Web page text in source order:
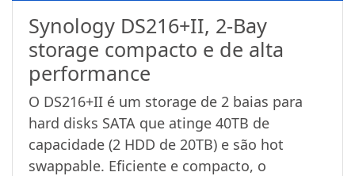
Synology DS216+II, 2-Bay
storage compacto e de alta
performance
O DS216+II é um storage de 2 baias para
hard disks SATA que atinge 40TB de
capacidade (2 HDD de 20TB) e são hot
swappable. Eficiente e compacto, o